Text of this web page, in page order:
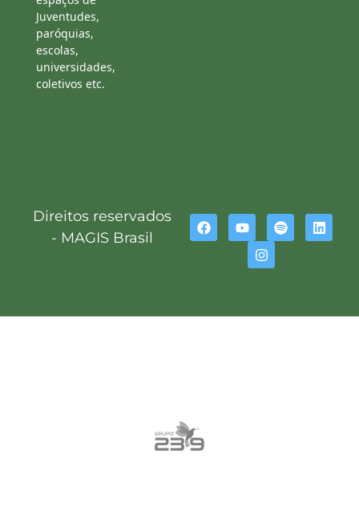
Juventudes,
paróquias,
escolas,
universidades,
coletivos etc.
Direitos reservados
- MAGIS Brasil